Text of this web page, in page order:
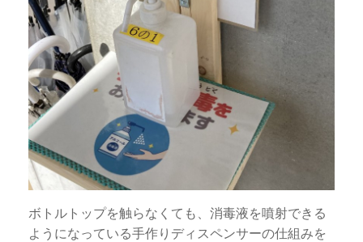
ボトルトップを触らなくても、消毒液を噴射できる
ようになっている手作りディスペンサーの仕組みを